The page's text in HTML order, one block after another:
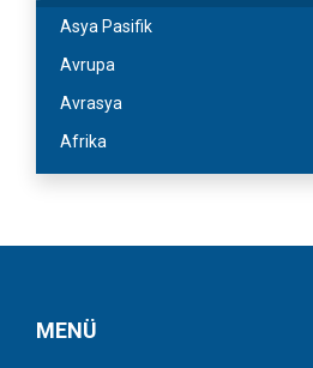
Asya Pasifik
Avrupa
Avrasya
Afrika
MENÜ